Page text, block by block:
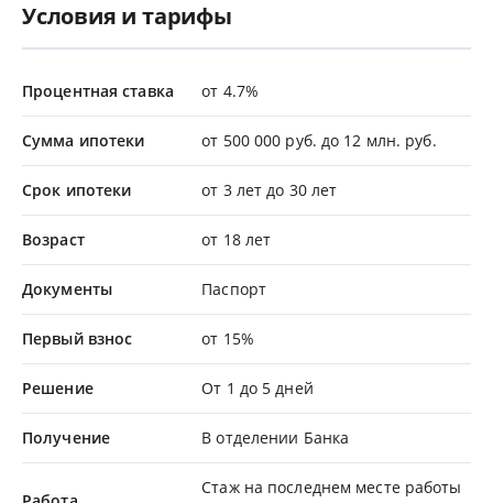
Условия и тарифы
Процентная ставка от 4.7%
Сумма ипотеки от 500 000 руб. до 12 млн. руб.
Срок ипотеки от 3 лет до 30 лет
Возраст от 18 лет
Документы Паспорт
Первый взнос от 15%
Решение От 1 до 5 дней
Получение В отделении Банка
Стаж на последнем месте работы